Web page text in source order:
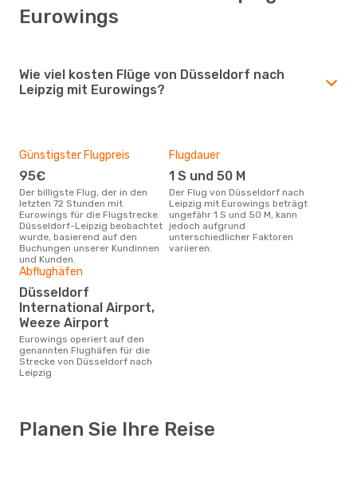
Eurowings
Wie viel kosten Flüge von Düsseldorf nach
Leipzig mit Eurowings?
Günstigster Flugpreis
95€
Der billigste Flug, der in den
letzten 72 Stunden mit
Eurowings für die Flugstrecke
Düsseldorf-Leipzig beobachtet
wurde, basierend auf den
Buchungen unserer Kundinnen
und Kunden.
Flugdauer
1 S und 50 M
Der Flug von Düsseldorf nach
Leipzig mit Eurowings beträgt
ungefähr 1 S und 50 M, kann
jedoch aufgrund
unterschiedlicher Faktoren
variieren.
Abflughäfen
Düsseldorf
International Airport,
Weeze Airport
Eurowings operiert auf den
genannten Flughäfen für die
Strecke von Düsseldorf nach
Leipzig
Planen Sie Ihre Reise